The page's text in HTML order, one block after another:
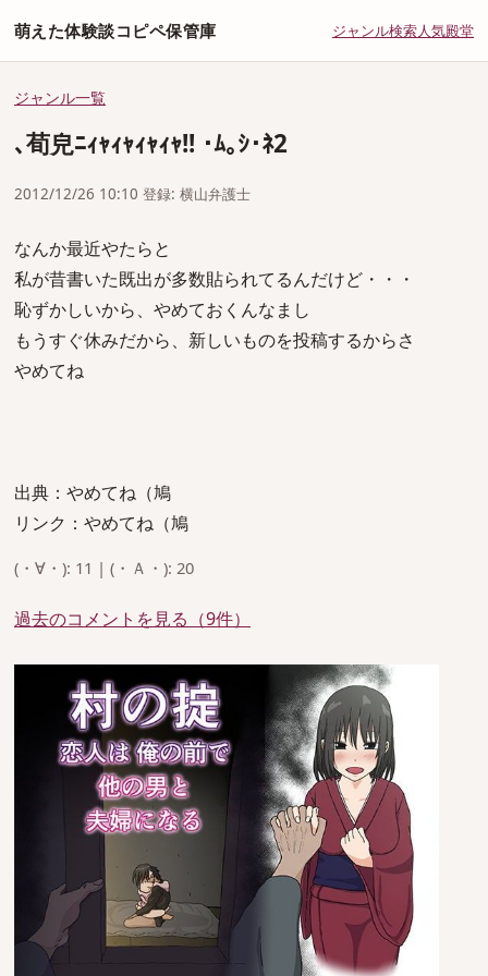
萌えた体験談コピペ保管庫 ジャンル検索人気殿堂
ジャンル一覧
､荀皃ﾆｨｬｨｬｨｬｨｬ!! ･ﾑ｡ｼ･ﾈ2
2012/12/26 10:10 登録: 横山弁護士
なんか最近やたらと
私が昔書いた既出が多数貼られてるんだけど・・・
恥ずかしいから、やめておくんなまし
もうすぐ休みだから、新しいものを投稿するからさ
やめてね
出典：やめてね（鳩
リンク：やめてね（鳩
(・∀・): 11 | (・Ａ・): 20
過去のコメントを見る（9件）